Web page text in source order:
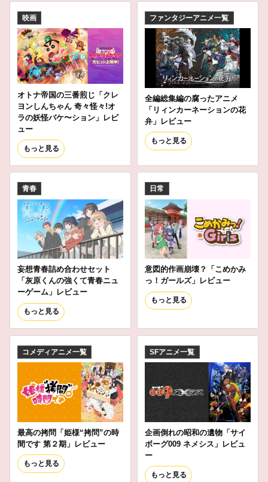
映画
オトナ帝国の三番煎じ「クレ
ヨンしんちゃん 奇々怪々!オ
ラの妖怪バケ〜ション」レビ
ュー
もっと見る
ファンタジーアニメ一覧
全編総集編の腐ったアニメ
「リィンカーネーションの花
弁」レビュー
もっと見る
青春
妄想青春詰め合わせセット
「灰原くんの強くて青春ニュ
ーゲーム」レビュー
もっと見る
日常
意図的作画崩壊？「こめかみ
っ！ガールズ」レビュー
もっと見る
コメディアニメ一覧
最高の拷問「姫様“拷問”の時
間です 第２期」レビュー
もっと見る
SFアニメ一覧
企画倒れの昭和の遺物「サイ
ボーグ009 ネメシス」レビュ
ー
もっと見る